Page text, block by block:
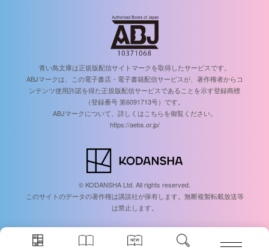
青い鳥文庫は正規版配信サイトマークを取得したサービスです。
ABJマークは、この電子書店・電子書籍配信サービスが、著作権者からコ
ンテンツ使用許諾を得た正規版配信サービスであることを示す登録商標
（登録番号 第6091713号）です。
ABJマークについて、詳しくはこちらを御覧ください。
https://aebs.or.jp/
© KODANSHA Ltd. All rights reserved.
このサイトのデータの著作権は講談社が保有します。無断複製転載放送等
は禁止します。